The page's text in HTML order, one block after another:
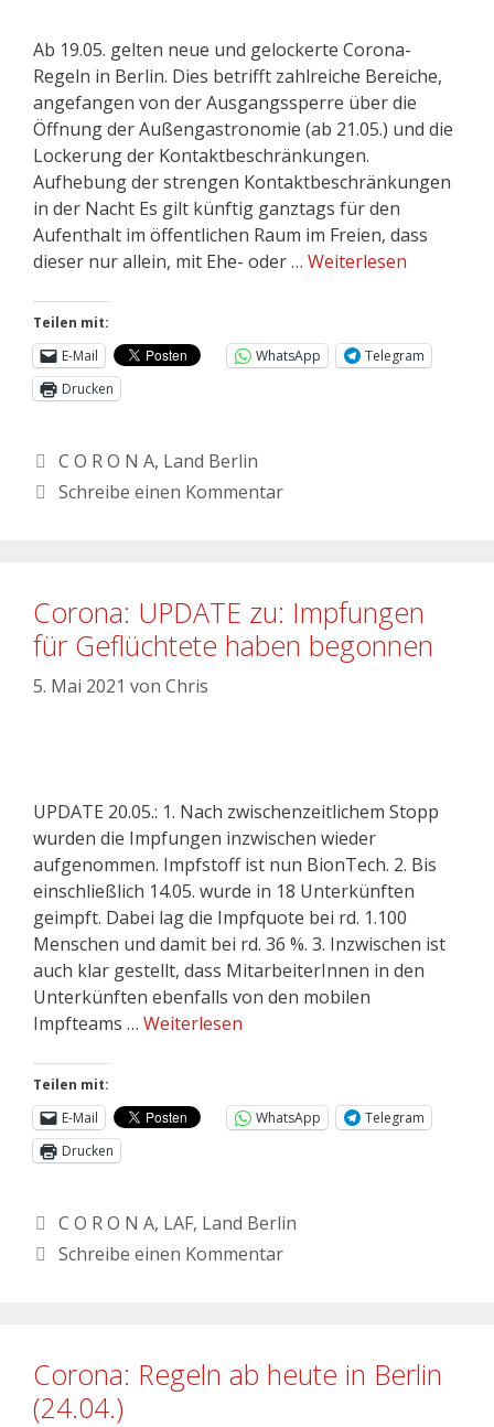
Ab 19.05. gelten neue und gelockerte Corona-
Regeln in Berlin. Dies betrifft zahlreiche Bereiche,
angefangen von der Ausgangssperre über die
Öffnung der Außengastronomie (ab 21.05.) und die
Lockerung der Kontaktbeschränkungen.
Aufhebung der strengen Kontaktbeschränkungen
in der Nacht Es gilt künftig ganztags für den
Aufenthalt im öffentlichen Raum im Freien, dass
dieser nur allein, mit Ehe- oder … Weiterlesen
Teilen mit:
E-Mail
WhatsApp
Telegram
Drucken
C O R O N A, Land Berlin
Schreibe einen Kommentar
Corona: UPDATE zu: Impfungen
für Geflüchtete haben begonnen
5. Mai 2021 von Chris
UPDATE 20.05.: 1. Nach zwischenzeitlichem Stopp
wurden die Impfungen inzwischen wieder
aufgenommen. Impfstoff ist nun BionTech. 2. Bis
einschließlich 14.05. wurde in 18 Unterkünften
geimpft. Dabei lag die Impfquote bei rd. 1.100
Menschen und damit bei rd. 36 %. 3. Inzwischen ist
auch klar gestellt, dass MitarbeiterInnen in den
Unterkünften ebenfalls von den mobilen
Impfteams … Weiterlesen
Teilen mit:
E-Mail
WhatsApp
Telegram
Drucken
C O R O N A, LAF, Land Berlin
Schreibe einen Kommentar
Corona: Regeln ab heute in Berlin
(24.04.)